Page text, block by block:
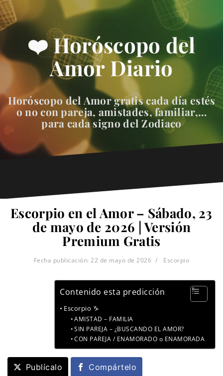
❤️ Horóscopo del
Amor Diario
Horóscopo del Amor gratis cada día estés
o no con pareja, amistades, familiar,…
para cada signo del Zodiaco
Escorpio en el Amor – Sábado, 23
de mayo de 2026 | Versión
Premium Gratis
Fecha publicación:22 de mayo de 2026 Escorpio
Contenido esta predicción
Escorpio ♑
AMISTAD – FAMILIA
SIN PAREJA – ¿BUSCANDO EL AMOR?
CON PAREJA / ENAMORADO o ENAMORADA
Publícalo Compártelo